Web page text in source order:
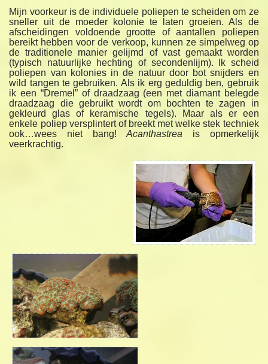
Mijn voorkeur is de individuele poliepen te scheiden om ze
sneller uit de moeder kolonie te laten groeien. Als de
afscheidingen voldoende grootte of aantallen poliepen
bereikt hebben voor de verkoop, kunnen ze simpelweg op
de traditionele manier gelijmd of vast gemaakt worden
(typisch natuurlijke hechting of secondenlijm). Ik scheid
poliepen van kolonies in de natuur door bot snijders en
wild tangen te gebruiken. Als ik erg geduldig ben, gebruik
ik een “Dremel” of draadzaag (een met diamant belegde
draadzaag die gebruikt wordt om bochten te zagen in
gekleurd glas of keramische tegels). Maar als er een
enkele poliep versplintert of breekt met welke stek techniek
ook…wees niet bang!Acanthastrea is opmerkelijk
veerkrachtig.